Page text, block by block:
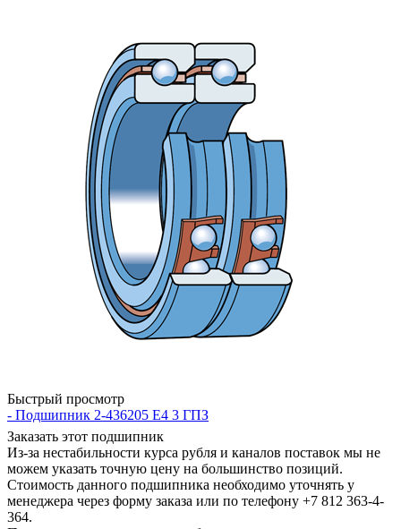
Быстрый просмотр
- Подшипник 2-436205 Е4 3 ГПЗ
Заказать этот подшипник
Из-за нестабильности курса рубля и каналов поставок мы не
можем указать точную цену на большинство позиций.
Стоимость данного подшипника необходимо уточнять у
менеджера через форму заказа или по телефону +7 812 363-4-
364.